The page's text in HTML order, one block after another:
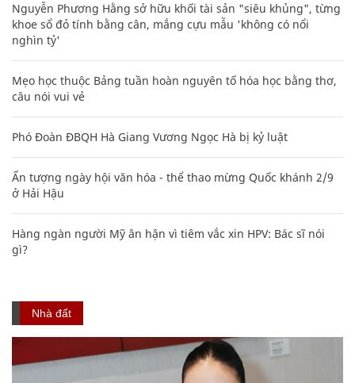
Nguyễn Phương Hằng sở hữu khối tài sản "siêu khủng", từng
khoe sổ đỏ tính bằng cân, mắng cựu mẫu 'không có nổi
nghìn tỷ'
Mẹo học thuộc Bảng tuần hoàn nguyên tố hóa học bằng thơ,
câu nói vui vẻ
Phó Đoàn ĐBQH Hà Giang Vương Ngọc Hà bị kỷ luật
Ấn tượng ngày hội văn hóa - thể thao mừng Quốc khánh 2/9
ở Hải Hậu
Hàng ngàn người Mỹ ân hận vì tiêm vắc xin HPV: Bác sĩ nói
gì?
Nhà đất